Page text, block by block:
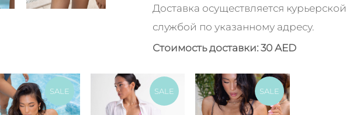
Доставка осуществляется курьерской
службой по указанному адресу.
Стоимость доставки: 30 AED
SALE SALE SALE